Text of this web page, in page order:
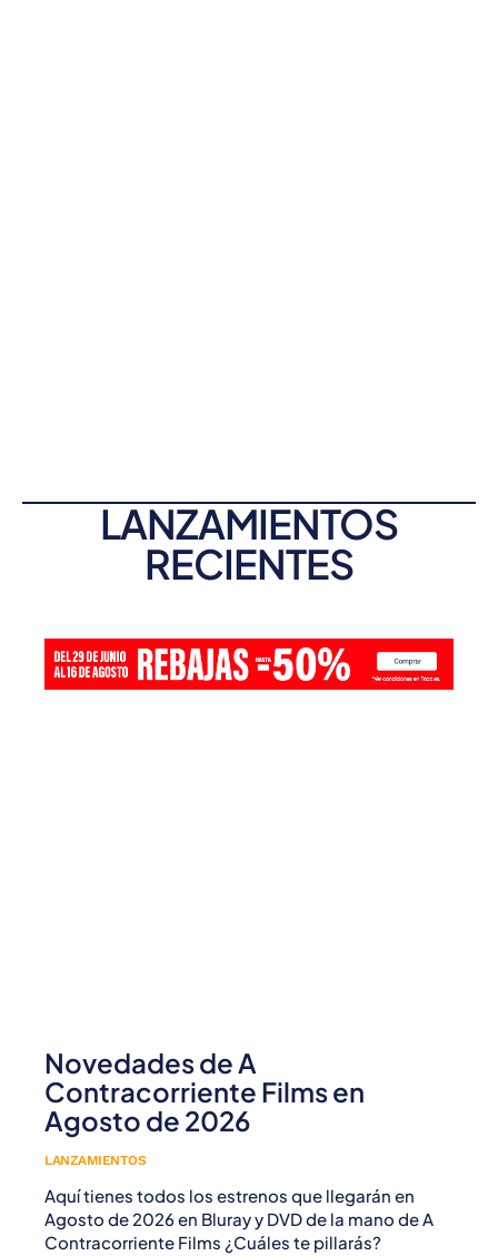
LANZAMIENTOS
RECIENTES
Novedades de A
Contracorriente Films en
Agosto de 2026
LANZAMIENTOS
Aquí tienes todos los estrenos que llegarán en
Agosto de 2026 en Bluray y DVD de la mano de A
Contracorriente Films ¿Cuáles te pillarás?